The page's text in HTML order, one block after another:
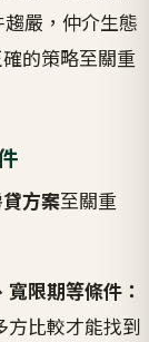
嚴，仲介生態
的策略至關重
方案至關重
限期等條件：
方比較才能找到